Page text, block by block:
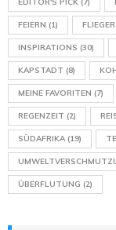
FEIERN (1) FLIEGER
INSPIRATIONS (30)
KAPSTADT (8)
MEINE FAVORITEN (7)
REGENZEIT (2)
SÜDAFRIKA(19)
ÜBERFLUTUNG (2)